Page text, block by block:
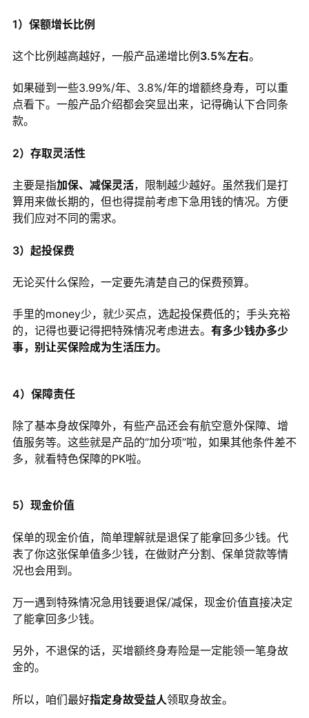
1）保额增长比例
这个比例越高越好，一般产品递增比例 3.5%左右。
如果碰到一些3.99%/年、3.8%/年的增额终身寿，可以重
点看下。一般产品介绍都会突显出来，记得确认下合同条
款。
2）存取灵活性
主要是指加保、减保灵活，限制越少越好。虽然我们是打
算用来做长期的，但也得提前考虑下急用钱的情况。方便
我们应对不同的需求。
3）起投保费
无论买什么保险，一定要先清楚自己的保费预算。
手里的money少，就少买点，选起投保费低的；手头充裕
的，记得也要记得把特殊情况考虑进去。 有多少钱办多少
事，别让买保险成为生活压力。
4）保障责任
除了基本身故保障外，有些产品还会有航空意外保障、增
值服务等。这些就是产品的“加分项”啦，如果其他条件差不
多，就看特色保障的PK啦。
5）现金价值
保单的现金价值，简单理解就是退保了能拿回多少钱。代
表了你这张保单值多少钱，在做财产分割、保单贷款等情
况也会用到。
万一遇到特殊情况急用钱要退保/减保，现金价值直接决定
了能拿回多少钱。
另外，不退保的话，买增额终身寿险是一定能领一笔身故
金的。
所以，咱们最好指定身故受益人领取身故金。